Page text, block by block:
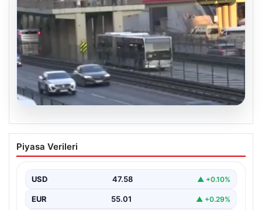
04.08.2026
Yola düştü, metrobüs çarptı: Kadının
durumu kritik
Piyasa Verileri
USD 47.58 ▲ +0.10%
EUR 55.01 ▲ +0.29%